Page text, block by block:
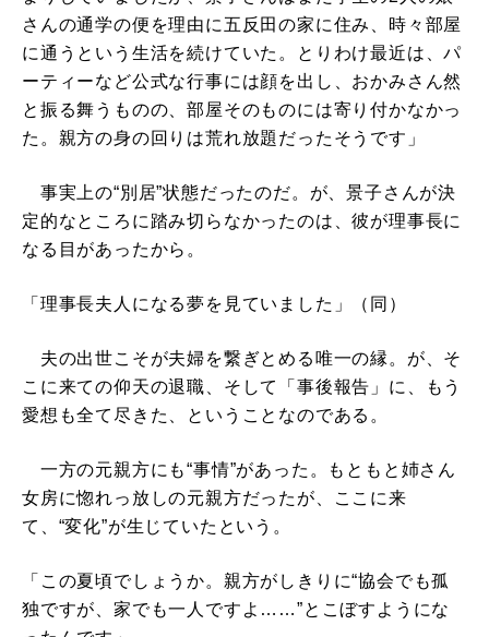
さんの通学の便を理由に五反田の家に住み、時々部屋
に通うという生活を続けていた。とりわけ最近は、パ
ーティーなど公式な行事には顔を出し、おかみさん然
と振る舞うものの、部屋そのものには寄り付かなかっ
た。親方の身の回りは荒れ放題だったそうです」
事実上の“別居”状態だったのだ。が、景子さんが決
定的なところに踏み切らなかったのは、彼が理事長に
なる目があったから。
「理事長夫人になる夢を見ていました」（同）
夫の出世こそが夫婦を繋ぎとめる唯一の縁。が、そ
こに来ての仰天の退職、そして「事後報告」に、もう
愛想も全て尽きた、ということなのである。
一方の元親方にも“事情”があった。もともと姉さん
女房に惚れっ放しの元親方だったが、ここに来
て、“変化”が生じていたという。
「この夏頃でしょうか。親方がしきりに“協会でも孤
独ですが、家でも一人ですよ……”とこぼすようにな